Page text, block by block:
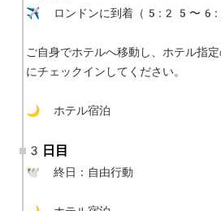
✈️ ロンドンに到着（5:25〜
ご自身でホテルへ移動し、ホテル指
にチェックインしてください。
🌙 ホテル宿泊
3日目
🕊 終日：自由行動